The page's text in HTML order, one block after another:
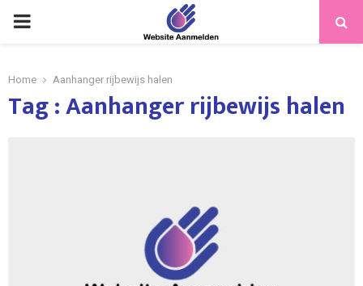
PRIMARY
Home Aanhanger rijbewijs halen
Tag : Aanhanger rijbewijs halen